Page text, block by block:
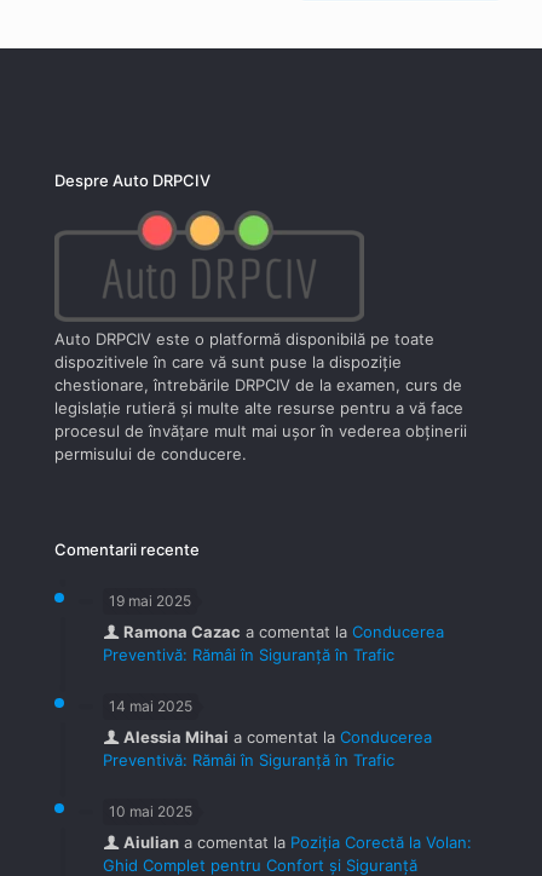
Despre Auto DRPCIV
Auto DRPCIV este o platformă disponibilă pe toate
dispozitivele în care vă sunt puse la dispoziţie
chestionare, întrebările DRPCIV de la examen, curs de
legislaţie rutieră şi multe alte resurse pentru a vă face
procesul de învăţare mult mai uşor în vederea obţinerii
permisului de conducere.
Comentarii recente
19 mai 2025
Ramona Cazac a comentat la Conducerea
Preventivă: Rămâi în Siguranță în Trafic
14 mai 2025
Alessia Mihai a comentat la Conducerea
Preventivă: Rămâi în Siguranță în Trafic
10 mai 2025
Aiulian a comentat la Poziția Corectă la Volan:
Ghid Complet pentru Confort și Siguranță